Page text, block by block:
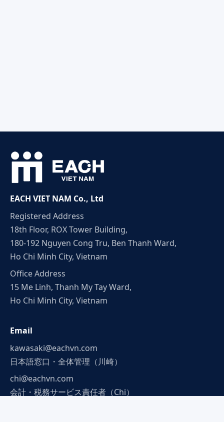
EACH VIET NAM Co., Ltd
Registered Address
18th Floor, ROX Tower Building,
180-192 Nguyen Cong Tru, Ben Thanh Ward,
Ho Chi Minh City, Vietnam
Office Address
15 Me Linh, Thanh My Tay Ward,
Ho Chi Minh City, Vietnam
Email
kawasaki@eachvn.com
日本語窓口・全体管理（川崎）
chi@eachvn.com
会計・税務サービス責任者（Chi）